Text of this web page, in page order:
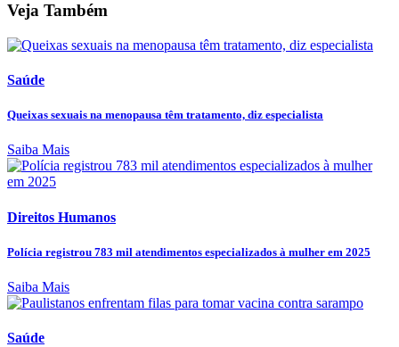
Veja Também
Saúde
Queixas sexuais na menopausa têm tratamento, diz especialista
Saiba Mais
Direitos Humanos
Polícia registrou 783 mil atendimentos especializados à mulher em 2025
Saiba Mais
Saúde